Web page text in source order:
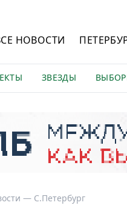
НОВОСТИ
ЗВЕЗДЫ
7831000027
— С.Петербург